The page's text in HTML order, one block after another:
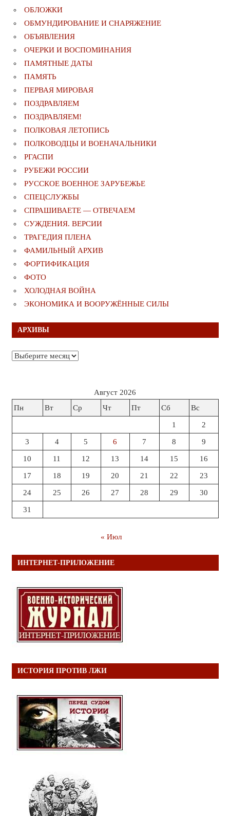
ОБЛОЖКИ
ОБМУНДИРОВАНИЕ И СНАРЯЖЕНИЕ
ОБЪЯВЛЕНИЯ
ОЧЕРКИ И ВОСПОМИНАНИЯ
ПАМЯТНЫЕ ДАТЫ
ПАМЯТЬ
ПЕРВАЯ МИРОВАЯ
ПОЗДРАВЛЯЕМ
ПОЗДРАВЛЯЕМ!
ПОЛКОВАЯ ЛЕТОПИСЬ
ПОЛКОВОДЦЫ И ВОЕНАЧАЛЬНИКИ
РГАСПИ
РУБЕЖИ РОССИИ
РУССКОЕ ВОЕННОЕ ЗАРУБЕЖЬЕ
СПЕЦСЛУЖБЫ
СПРАШИВАЕТЕ — ОТВЕЧАЕМ
СУЖДЕНИЯ. ВЕРСИИ
ТРАГЕДИЯ ПЛЕНА
ФАМИЛЬНЫЙ АРХИВ
ФОРТИФИКАЦИЯ
ФОТО
ХОЛОДНАЯ ВОЙНА
ЭКОНОМИКА И ВООРУЖЁННЫЕ СИЛЫ
АРХИВЫ
Архивы
Август 2026
Пн
Вт Ср Чт Пт Сб Вс
1 2
3 4 5 6 7 8 9
10 11 12 13 14 15 16
17 18 19 20 21 22 23
24 25 26 27 28 29 30
31
« Июл
ИНТЕРНЕТ-ПРИЛОЖЕНИЕ
ИСТОРИЯ ПРОТИВ ЛЖИ